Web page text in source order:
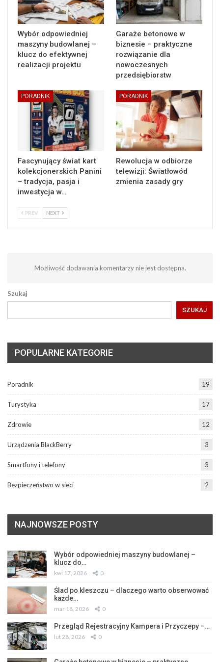
Wybór odpowiedniej
maszyny budowlanej –
klucz do efektywnej
realizacji projektu
Garaże betonowe w
biznesie – praktyczne
rozwiązanie dla
nowoczesnych
przedsiębiorstw
PORADNIK
Fascynujący świat kart
kolekcjonerskich Panini
– tradycja, pasja i
inwestycja w…
PORADNIK
Rewolucja w odbiorze
telewizji: Światłowód
zmienia zasady gry
PREV NEXT
Możliwość dodawania komentarzy nie jest dostępna.
Szukaj
SZUKAJ
POPULARNE KATEGORIE
Poradnik 19
Turystyka 17
Zdrowie 12
Urządzenia BlackBerry 3
Smartfony i telefony 3
Bezpieczeństwo w sieci 2
NAJNOWSZE POSTY
Wybór odpowiedniej maszyny budowlanej –
klucz do…
kwi 17, 2026 0
Ślad po kleszczu – dlaczego warto obserwować
każde…
mar 18, 2026 0
Przegląd Rejestracyjny Kampera i Przyczepy –…
lut 28, 2026 0